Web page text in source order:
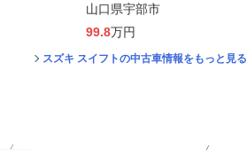
山口県宇部市
99.8万円
スズキ スイフトの中古車情報をもっと見る